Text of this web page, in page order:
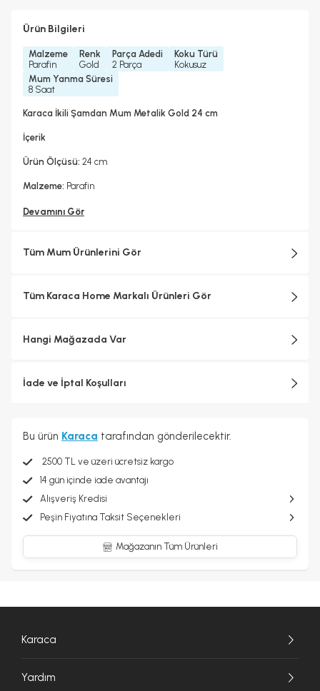
Ürün Bilgileri
Malzeme
Parafin
Renk
Gold
Parça Adedi
2 Parça
Koku Türü
Kokusuz
Mum Yanma Süresi
8 Saat
Karaca İkili Şamdan Mum Metalik Gold 24 cm
İçerik
Ürün Ölçüsü: 24 cm
Malzeme: Parafin
Devamını Gör
Tüm Mum Ürünlerini Gör
Tüm Karaca Home Markalı Ürünleri Gör
Hangi Mağazada Var
İade ve İptal Koşulları
Bu ürün Karaca tarafından gönderilecektir.
2500 TL ve üzeri ücretsiz kargo
14 gün içinde iade avantajı
Alışveriş Kredisi
Peşin Fiyatına Taksit Seçenekleri
Mağazanın Tüm Ürünleri
Karaca
Yardım